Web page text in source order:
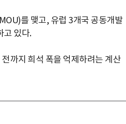
를 맺고, 유럽 3개국 공동개발
고 있다.
까지 희석 폭을 억제하려는 계산